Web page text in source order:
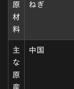
原
材
料
ねぎ
主
な
原
産
中国